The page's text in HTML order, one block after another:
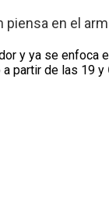
piensa en el
y ya se enfoca
partir de las 19 y